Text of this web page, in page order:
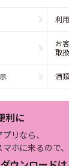
利
お
取
酒
利に
リなら、
ホに来るので、